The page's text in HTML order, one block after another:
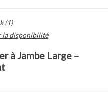
(1)
la disponibilité
à Jambe Large –